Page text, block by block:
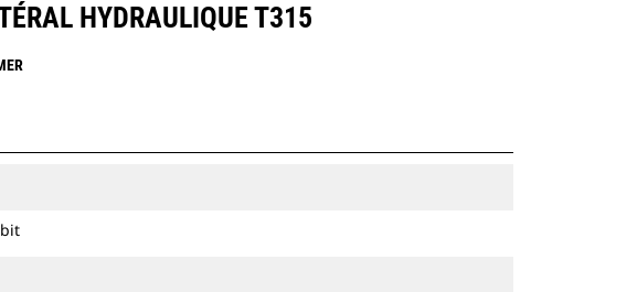
HYDRAULIQUE T315